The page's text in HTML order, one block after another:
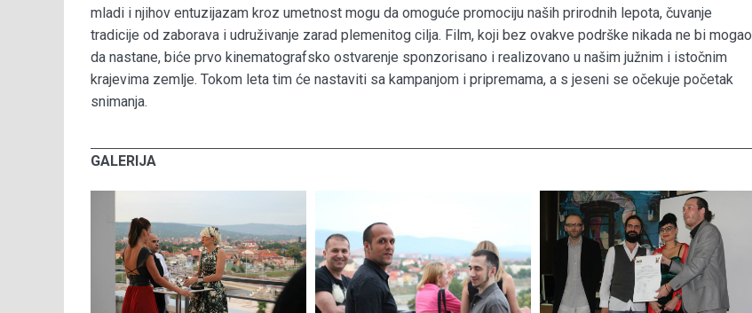
mladi i njihov entuzijazam kroz umetnost mogu da omoguće promociju naših prirodnih lepota, čuvanje
tradicije od zaborava i udruživanje zarad plemenitog cilja. Film, koji bez ovakve podrške nikada ne bi mogao
da nastane, biće prvo kinematografsko ostvarenje sponzorisano i realizovano u našim južnim i istočnim
krajevima zemlje. Tokom leta tim će nastaviti sa kampanjom i pripremama, a s jeseni se očekuje početak
snimanja.
GALERIJA